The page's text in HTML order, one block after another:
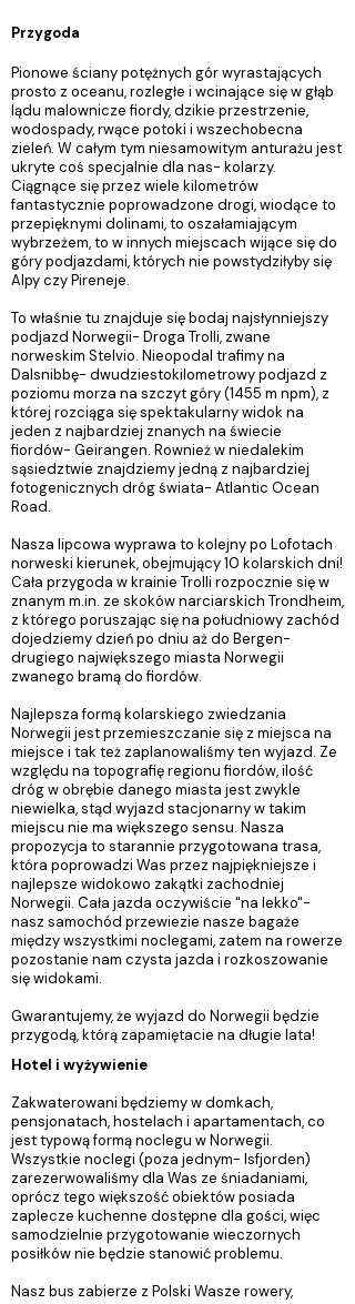
Przygoda
Pionowe ściany potężnych gór wyrastających
prosto z oceanu, rozległe i wcinające się w głąb
lądu malownicze fiordy, dzikie przestrzenie,
wodospady, rwące potoki i wszechobecna
zieleń. W całym tym niesamowitym anturażu jest
ukryte coś specjalnie dla nas- kolarzy.
Ciągnące się przez wiele kilometrów
fantastycznie poprowadzone drogi, wiodące to
przepięknymi dolinami, to oszałamiającym
wybrzeżem, to w innych miejscach wijące się do
góry podjazdami, których nie powstydziłyby się
Alpy czy Pireneje.
To właśnie tu znajduje się bodaj najsłynniejszy
podjazd Norwegii- Droga Trolli, zwane
norweskim Stelvio. Nieopodal trafimy na
Dalsnibbę- dwudziestokilometrowy podjazd z
poziomu morza na szczyt góry (1455 m npm), z
której rozciąga się spektakularny widok na
jeden z najbardziej znanych na świecie
fiordów- Geirangen. Rownież w niedalekim
sąsiedztwie znajdziemy jedną z najbardziej
fotogenicznych dróg świata- Atlantic Ocean
Road.
Nasza lipcowa wyprawa to kolejny po Lofotach
norweski kierunek, obejmujący 10 kolarskich dni!
Cała przygoda w krainie Trolli rozpocznie się w
znanym m.in. ze skoków narciarskich Trondheim,
z którego poruszając się na południowy zachód
dojedziemy dzień po dniu aż do Bergen-
drugiego największego miasta Norwegii
zwanego bramą do fiordów.
Najlepsza formą kolarskiego zwiedzania
Norwegii jest przemieszczanie się z miejsca na
miejsce i tak też zaplanowaliśmy ten wyjazd. Ze
względu na topografię regionu fiordów, ilość
dróg w obrębie danego miasta jest zwykle
niewielka, stąd wyjazd stacjonarny w takim
miejscu nie ma większego sensu. Nasza
propozycja to starannie przygotowana trasa,
która poprowadzi Was przez najpiękniejsze i
najlepsze widokowo zakątki zachodniej
Norwegii. Cała jazda oczywiście "na lekko"-
nasz samochód przewiezie nasze bagaże
między wszystkimi noclegami, zatem na rowerze
pozostanie nam czysta jazda i rozkoszowanie
się widokami.
Gwarantujemy, że wyjazd do Norwegii będzie
przygodą, którą zapamiętacie na długie lata!
Hotel i wyżywienie
Zakwaterowani będziemy w domkach,
pensjonatach, hostelach i apartamentach, co
jest typową formą noclegu w Norwegii.
Wszystkie noclegi (poza jednym- Isfjorden)
zarezerwowaliśmy dla Was ze śniadaniami,
oprócz tego większość obiektów posiada
zaplecze kuchenne dostępne dla gości, więc
samodzielnie przygotowanie wieczornych
posiłków nie będzie stanowić problemu.
Nasz bus zabierze z Polski Wasze rowery,